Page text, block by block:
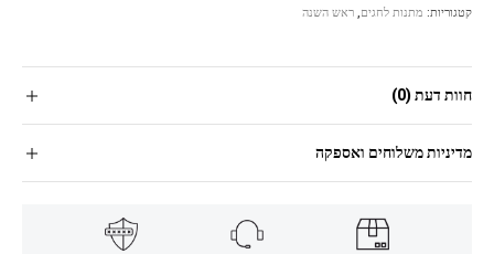
קטגוריות: מתנות לחגים, ראש השנה
חוות דעת (0)
מדיניות משלוחים ואספקה